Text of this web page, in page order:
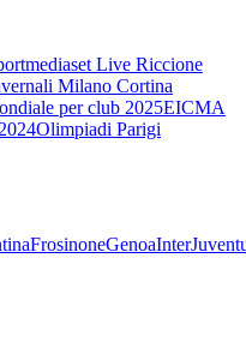
Live Riccione
Milano Cortina
per club 2025EICMA
Olimpiadi Parigi
FrosinoneGenoaInter